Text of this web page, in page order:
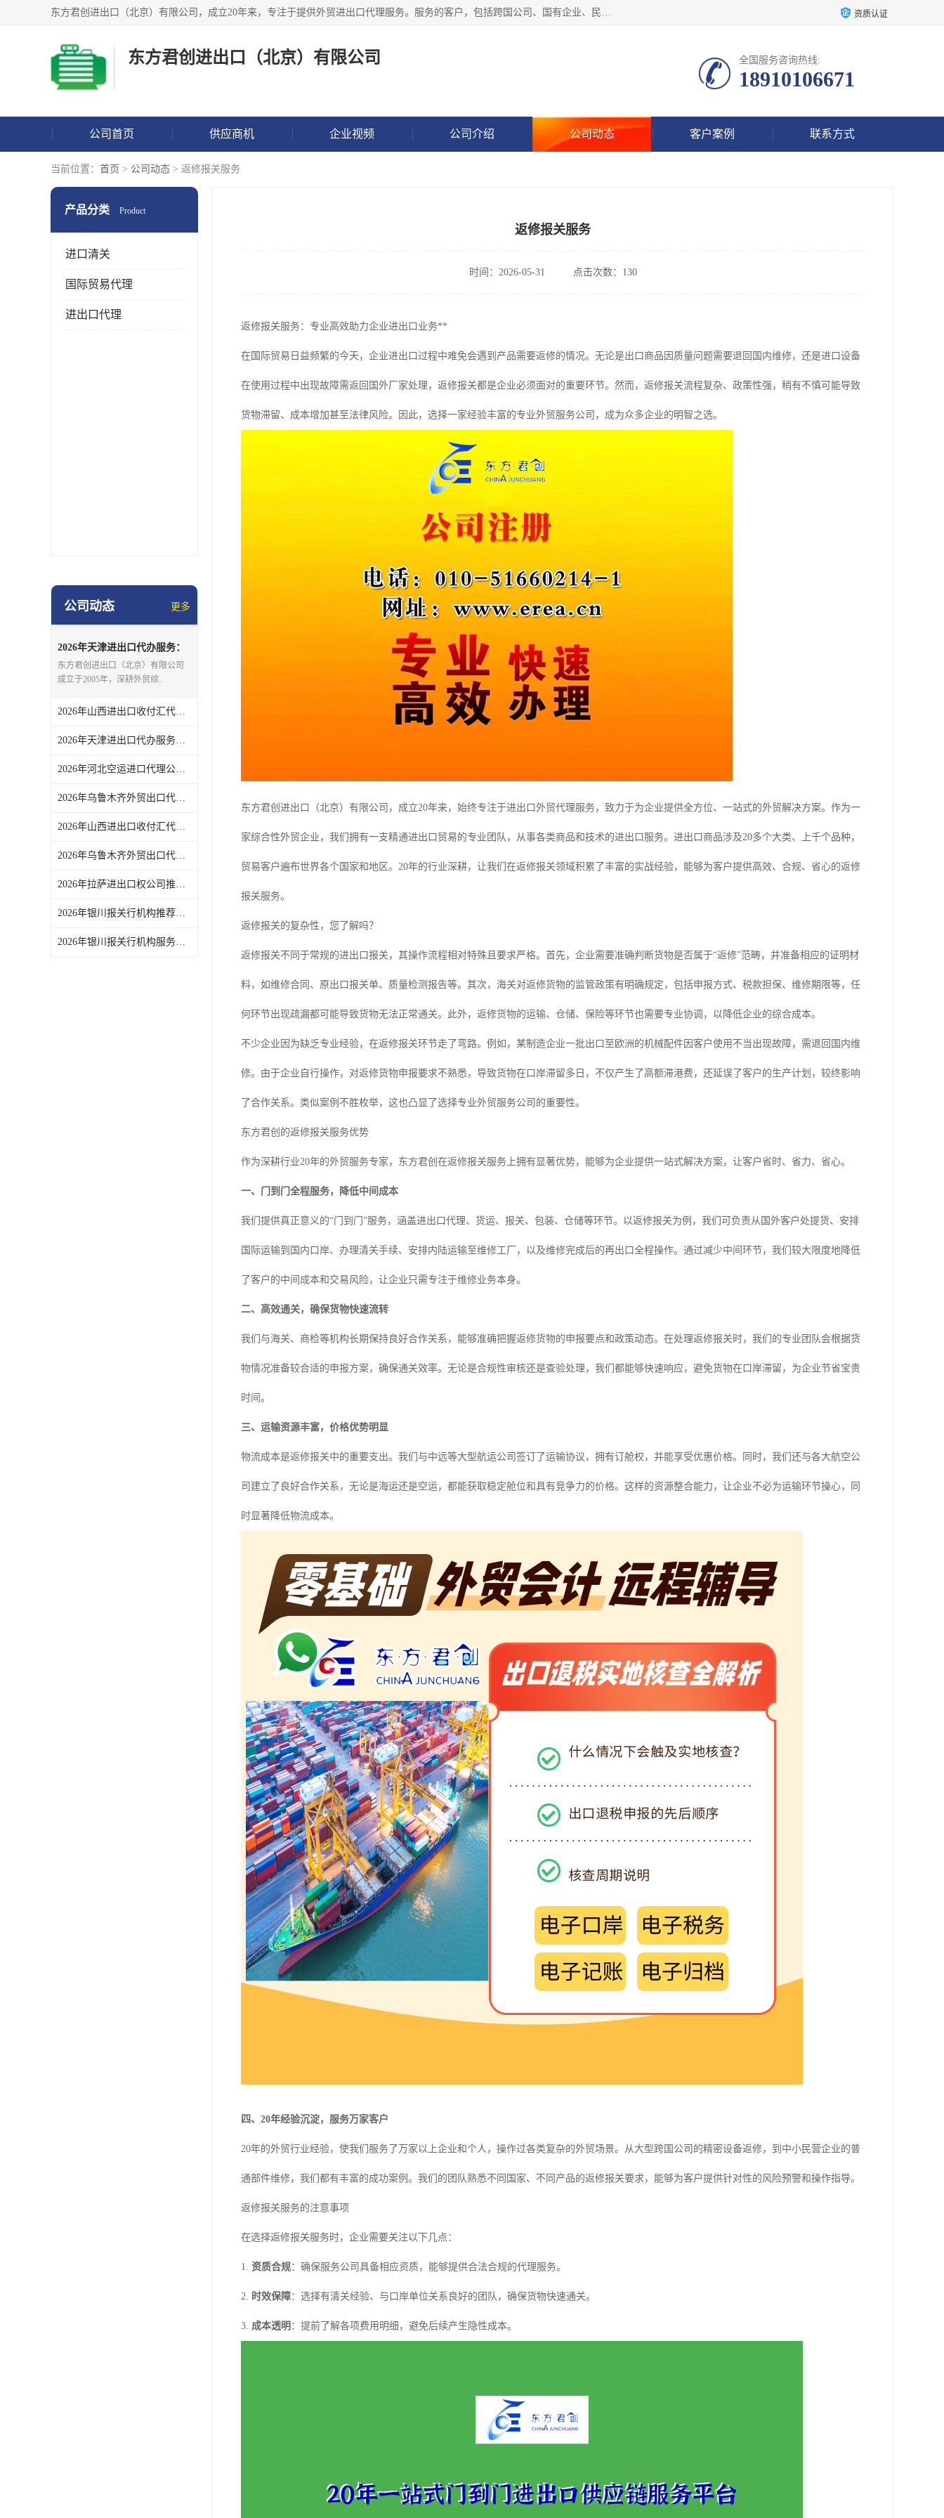
东方君创进出口（北京）有限公司，成立20年来，专注于提供外贸进出口代理服务。服务的客户，包括跨国公司、国有企业、民营企业等。作为的综合性外贸企业，公司拥有一支精通进出口贸易的团队，从事各类商品和技术的进口清关代理报关。进出口商品涉及20多个大类、上千个品种，贸易客户遍布世界各个国家和地区。 资质认证
东方君创进出口（北京）有限公司 全国服务咨询热线:
18910106671
公司首页 供应商机 企业视频 公司介绍 公司动态 客户案例 联系方式
当前位置： 首页 > 公司动态 > 返修报关服务
产品分类 Product
进口清关
国际贸易代理
进出口代理
公司动态 更多
2026年天津进出口代办服务：
一站式外贸代理全链路支持
东方君创进出口（北京）有限公司
成立于2005年，深耕外贸综..
2026年山西进出口收付汇代办渠道解析，专业外贸代理合规高效
2026年天津进出口代办服务推荐：东方君创一站式外贸代理解析
2026年河北空运进口代理公司服务解析：聚焦通关时效与物流协同
2026年乌鲁木齐外贸出口代理渠道与代理服务解析
2026年山西进出口收付汇代办服务渠道解析：一站式外贸代理助力企业高效收汇结汇
2026年乌鲁木齐外贸出口代理渠道解析，东方君创全流程服务支持
2026年拉萨进出口权公司推荐：一站式外贸代理服务解析
2026年银川报关行机构推荐，一站式进出口代理服务实力解析
2026年银川报关行机构服务商推荐：东方君创一站式外贸代理解析
返修报关服务
时间：2026-05-31 点击次数：130
返修报关服务：专业高效助力企业进出口业务**
在国际贸易日益频繁的今天，企业进出口过程中难免会遇到产品需要返修的情况。无论是出口商品因质量问题需要退回国内维修，还是进口设备
在使用过程中出现故障需返回国外厂家处理，返修报关都是企业必须面对的重要环节。然而，返修报关流程复杂、政策性强，稍有不慎可能导致
货物滞留、成本增加甚至法律风险。因此，选择一家经验丰富的专业外贸服务公司，成为众多企业的明智之选。
东方君创进出口（北京）有限公司，成立20年来，始终专注于进出口外贸代理服务，致力于为企业提供全方位、一站式的外贸解决方案。作为一
家综合性外贸企业，我们拥有一支精通进出口贸易的专业团队，从事各类商品和技术的进出口服务。进出口商品涉及20多个大类、上千个品种，
贸易客户遍布世界各个国家和地区。20年的行业深耕，让我们在返修报关领域积累了丰富的实战经验，能够为客户提供高效、合规、省心的返修
报关服务。
返修报关的复杂性，您了解吗？
返修报关不同于常规的进出口报关，其操作流程相对特殊且要求严格。首先，企业需要准确判断货物是否属于“返修”范畴，并准备相应的证明材
料，如维修合同、原出口报关单、质量检测报告等。其次，海关对返修货物的监管政策有明确规定，包括申报方式、税款担保、维修期限等，任
何环节出现疏漏都可能导致货物无法正常通关。此外，返修货物的运输、仓储、保险等环节也需要专业协调，以降低企业的综合成本。
不少企业因为缺乏专业经验，在返修报关环节走了弯路。例如，某制造企业一批出口至欧洲的机械配件因客户使用不当出现故障，需退回国内维
修。由于企业自行操作，对返修货物申报要求不熟悉，导致货物在口岸滞留多日，不仅产生了高额滞港费，还延误了客户的生产计划，较终影响
了合作关系。类似案例不胜枚举，这也凸显了选择专业外贸服务公司的重要性。
东方君创的返修报关服务优势
作为深耕行业20年的外贸服务专家，东方君创在返修报关服务上拥有显著优势，能够为企业提供一站式解决方案，让客户省时、省力、省心。
一、门到门全程服务，降低中间成本
我们提供真正意义的“门到门”服务，涵盖进出口代理、货运、报关、包装、仓储等环节。以返修报关为例，我们可负责从国外客户处提货、安排
国际运输到国内口岸、办理清关手续、安排内陆运输至维修工厂，以及维修完成后的再出口全程操作。通过减少中间环节，我们较大限度地降低
了客户的中间成本和交易风险，让企业只需专注于维修业务本身。
二、高效通关，确保货物快速流转
我们与海关、商检等机构长期保持良好合作关系，能够准确把握返修货物的申报要点和政策动态。在处理返修报关时，我们的专业团队会根据货
物情况准备较合适的申报方案，确保通关效率。无论是合规性审核还是查验处理，我们都能够快速响应，避免货物在口岸滞留，为企业节省宝贵
时间。
三、运输资源丰富，价格优势明显
物流成本是返修报关中的重要支出。我们与中远等大型航运公司签订了运输协议，拥有订舱权，并能享受优惠价格。同时，我们还与各大航空公
司建立了良好合作关系，无论是海运还是空运，都能获取稳定舱位和具有竞争力的价格。这样的资源整合能力，让企业不必为运输环节操心，同
时显著降低物流成本。
四、20年经验沉淀，服务万家客户
20年的外贸行业经验，使我们服务了万家以上企业和个人，操作过各类复杂的外贸场景。从大型跨国公司的精密设备返修，到中小民营企业的普
通部件维修，我们都有丰富的成功案例。我们的团队熟悉不同国家、不同产品的返修报关要求，能够为客户提供针对性的风险预警和操作指导。
返修报关服务的注意事项
在选择返修报关服务时，企业需要关注以下几点：
1. 资质合规：确保服务公司具备相应资质，能够提供合法合规的代理服务。
2. 时效保障：选择有清关经验、与口岸单位关系良好的团队，确保货物快速通关。
3. 成本透明 ：提前了解各项费用明细，避免后续产生隐性成本。